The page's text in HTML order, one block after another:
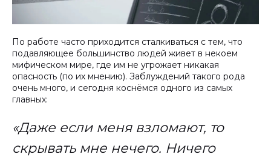
По работе часто приходится сталкиваться с тем, что
подавляющее большинство людей живет в некоем
мифическом мире, где им не угрожает никакая
опасность (по их мнению). Заблуждений такого рода
очень много, и сегодня коснёмся одного из самых
главных:
«Даже если меня взломают, то
скрывать мне нечего. Ничего